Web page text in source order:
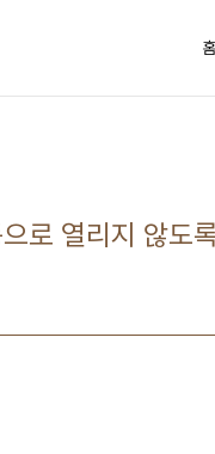
홈
로 열리지 않도